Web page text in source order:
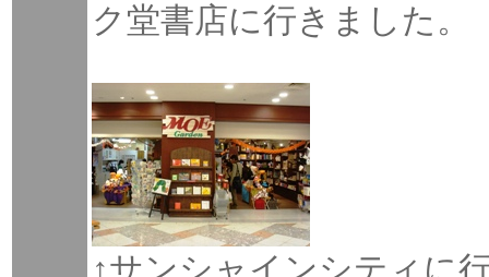
ク堂書店に行きました。
↑サンシャインシティに